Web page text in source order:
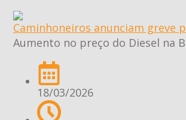
Caminhoneiros anunciam greve
Aumento no preço do Diesel na
18/03/2026